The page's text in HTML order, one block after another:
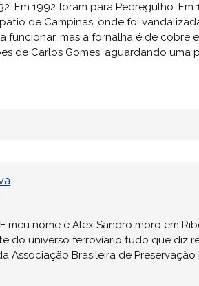
Em 1992 foram para Pedregulho.
de Campinas, onde foi
funcionar, mas a fornalha é de cobre
de Carlos Gomes, aguardando uma
meu nome é Alex Sandro moro em
do universo ferrovíario tudo que diz
Associação Brasileira de Preservação